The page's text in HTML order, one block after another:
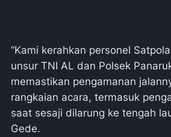
“Kami kerahkan personel
unsur TNI AL dan Polsek
memastikan pengamanan
rangkaian acara, termasuk
saat sesaji dilarung ke tengah
Gede.